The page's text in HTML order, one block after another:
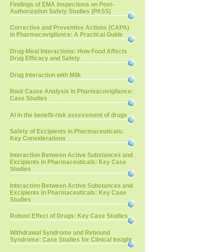
Findings of EMA Inspections on Post-
Authorization Safety Studies (PASS)
Corrective and Preventive Actions (CAPA)
in Pharmacovigilance: A Practical Guide
Drug-Meal Interactions: How Food Affects
Drug Efficacy and Safety
Drug Interaction with Milk
Root Cause Analysis in Pharmacovigilance:
Case Studies
AI in the benefit-risk assessment of drugs
Safety of Excipients in Pharmaceuticals:
Key Considerations
Interaction Between Active Substances and
Excipients in Pharmaceuticals: Key Case
Studies
Interaction Between Active Substances and
Excipients in Pharmaceuticals: Key Case
Studies
Robust Effect of Drugs: Key Case Studies
Withdrawal Syndrome and Rebound
Syndrome: Case Studies for Clinical Insight